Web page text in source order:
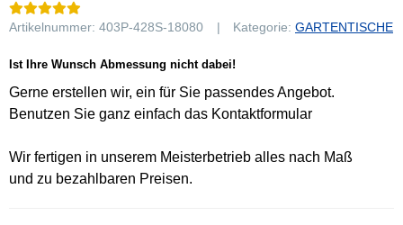
Artikelnummer: 403P-428S-18080 Kategorie: GARTENTISCHE
Ist Ihre Wunsch Abmessung nicht dabei!
Gerne erstellen wir, ein für Sie passendes Angebot.
Benutzen Sie ganz einfach das Kontaktformular
Wir fertigen in unserem Meisterbetrieb alles nach Maß
und zu bezahlbaren Preisen.